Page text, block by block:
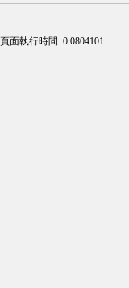
頁面執行時間: 0.0804101